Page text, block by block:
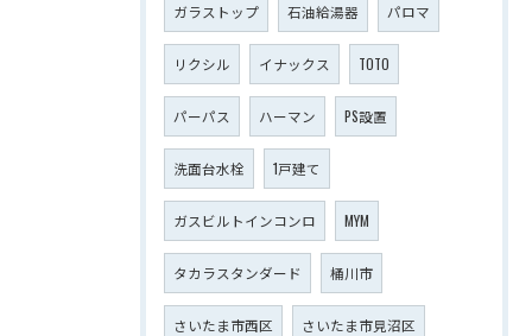
ガラストップ 石油給湯器 パロマ
リクシル イナックス TOTO
パーパス ハーマン PS設置
洗面台水栓 1戸建て
ガスビルトインコンロ MYM
タカラスタンダード 桶川市
さいたま市西区 さいたま市見沼区